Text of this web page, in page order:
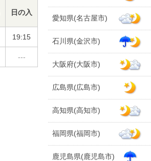
日の入
19:15
---
愛知県(名古屋市)
石川県(金沢市)
大阪府(大阪市)
広島県(広島市)
高知県(高知市)
福岡県(福岡市)
鹿児島県(鹿児島市)